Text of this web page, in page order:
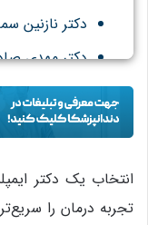
دکتر نازنین
دکتر مهدی
انتخاب یک دکتر
تجربه درمان را